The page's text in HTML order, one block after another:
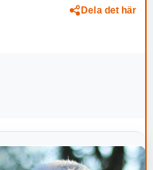
Dela det här